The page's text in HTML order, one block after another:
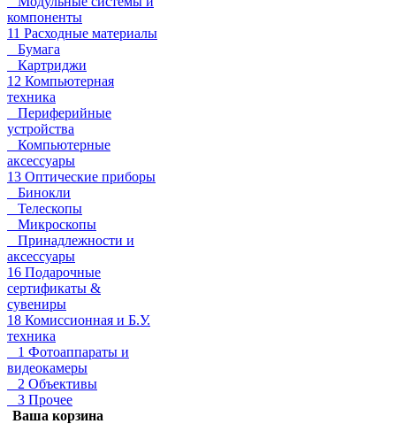
компоненты
11 Расходные материалы
Бумага
Картриджи
12 Компьютерная
техника
Периферийные
устройства
Компьютерные
аксессуары
13 Оптические приборы
Бинокли
Телескопы
Микроскопы
Принадлежности и
аксессуары
16 Подарочные
сертификаты &
сувениры
18 Комиссионная и Б.У.
техника
1 Фотоаппараты и
видеокамеры
2 Объективы
3 Прочее
Ваша корзина